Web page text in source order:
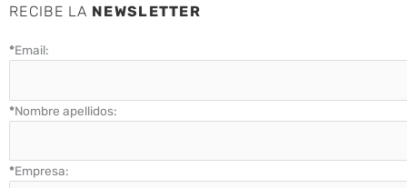
RECIBE LA NEWSLETTER
*Email:
*Nombre apellidos:
*Empresa: